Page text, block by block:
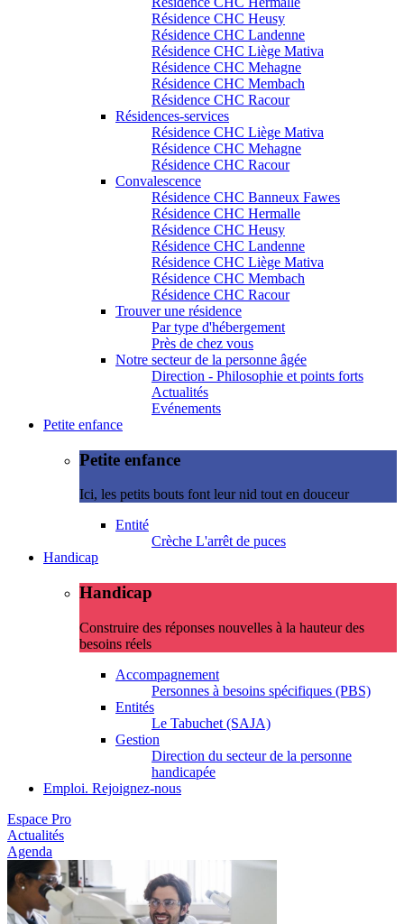
Résidence CHC Heusy
Résidence CHC Landenne
Résidence CHC Liège Mativa
Résidence CHC Mehagne
Résidence CHC Membach
Résidence CHC Racour
Résidences-services
Résidence CHC Liège Mativa
Résidence CHC Mehagne
Résidence CHC Racour
Convalescence
Résidence CHC Banneux Fawes
Résidence CHC Hermalle
Résidence CHC Heusy
Résidence CHC Landenne
Résidence CHC Liège Mativa
Résidence CHC Membach
Résidence CHC Racour
Trouver une résidence
Par type d'hébergement
Près de chez vous
Notre secteur de la personne âgée
Direction - Philosophie et points forts
Actualités
Evénements
Petite enfance
Petite enfance
Ici, les petits bouts font leur nid tout en douceur
Entité
Crèche L'arrêt de puces
Handicap
Handicap
Construire des réponses nouvelles à la hauteur des
besoins réels
Accompagnement
Personnes à besoins spécifiques (PBS)
Entités
Le Tabuchet (SAJA)
Gestion
Direction du secteur de la personne
handicapée
Emploi. Rejoignez-nous
Espace Pro
Actualités
Agenda